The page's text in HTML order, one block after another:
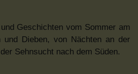
Geschichten vom Sommer am
und Dieben, von Nächten an der
Sehnsucht nach dem Süden.